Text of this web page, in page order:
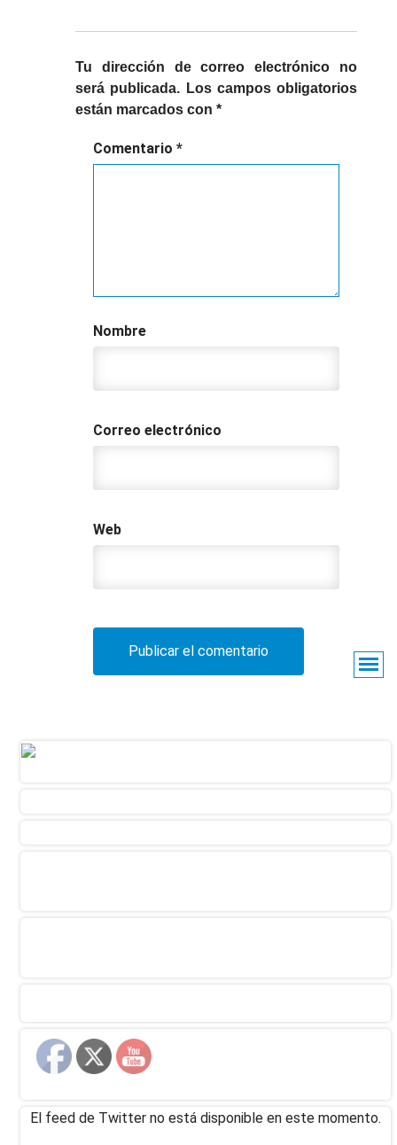
Tu dirección de correo electrónico no
será publicada. Los campos obligatorios
están marcados con *
Comentario *
Nombre
Correo electrónico
Web
El feed de Twitter no está disponible en este momento.